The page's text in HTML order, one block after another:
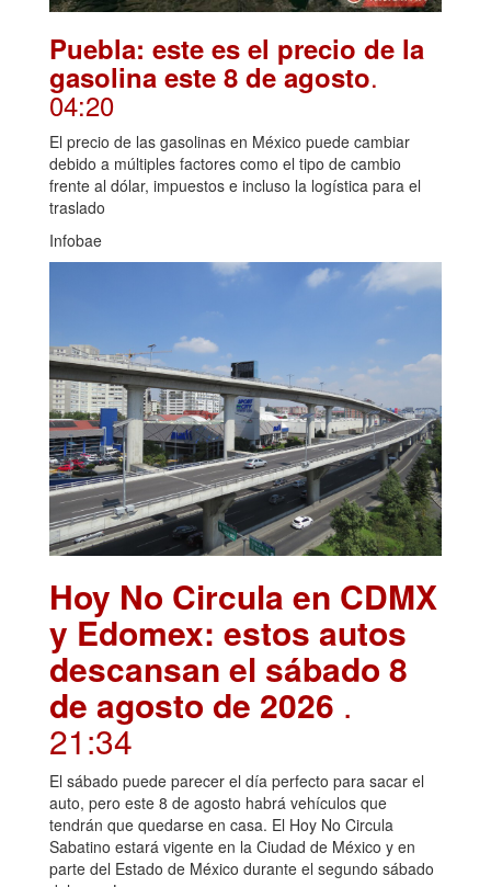
Puebla: este es el precio de la
gasolina este 8 de agosto.
04:20
El precio de las gasolinas en México puede cambiar
debido a múltiples factores como el tipo de cambio
frente al dólar, impuestos e incluso la logística para el
traslado
Infobae
Hoy No Circula en CDMX
y Edomex: estos autos
descansan el sábado 8
de agosto de 2026 .
21:34
El sábado puede parecer el día perfecto para sacar el
auto, pero este 8 de agosto habrá vehículos que
tendrán que quedarse en casa. El Hoy No Circula
Sabatino estará vigente en la Ciudad de México y en
parte del Estado de México durante el segundo sábado